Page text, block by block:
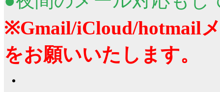
※Gmail/iCloud/hotmail
をお願いいたします。
・